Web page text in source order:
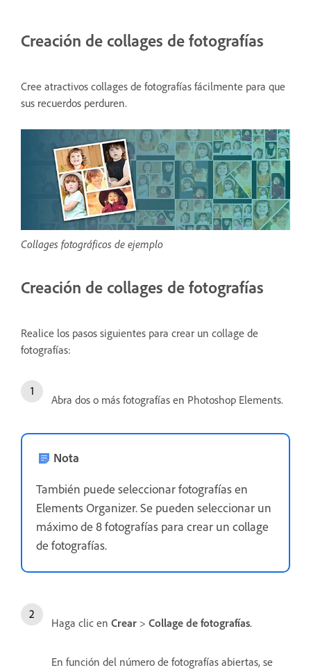
Creación de collages de fotografías
Cree atractivos collages de fotografías fácilmente para que
sus recuerdos perduren.
Collages fotográficos de ejemplo
Creación de collages de fotografías
Realice los pasos siguientes para crear un collage de
fotografías:
Abra dos o más fotografías en Photoshop Elements.
Nota
También puede seleccionar fotografías en
Elements Organizer. Se pueden seleccionar un
máximo de 8 fotografías para crear un collage
de fotografías.
Haga clic en Crear > Collage de fotografías.
En función del número de fotografías abiertas, se